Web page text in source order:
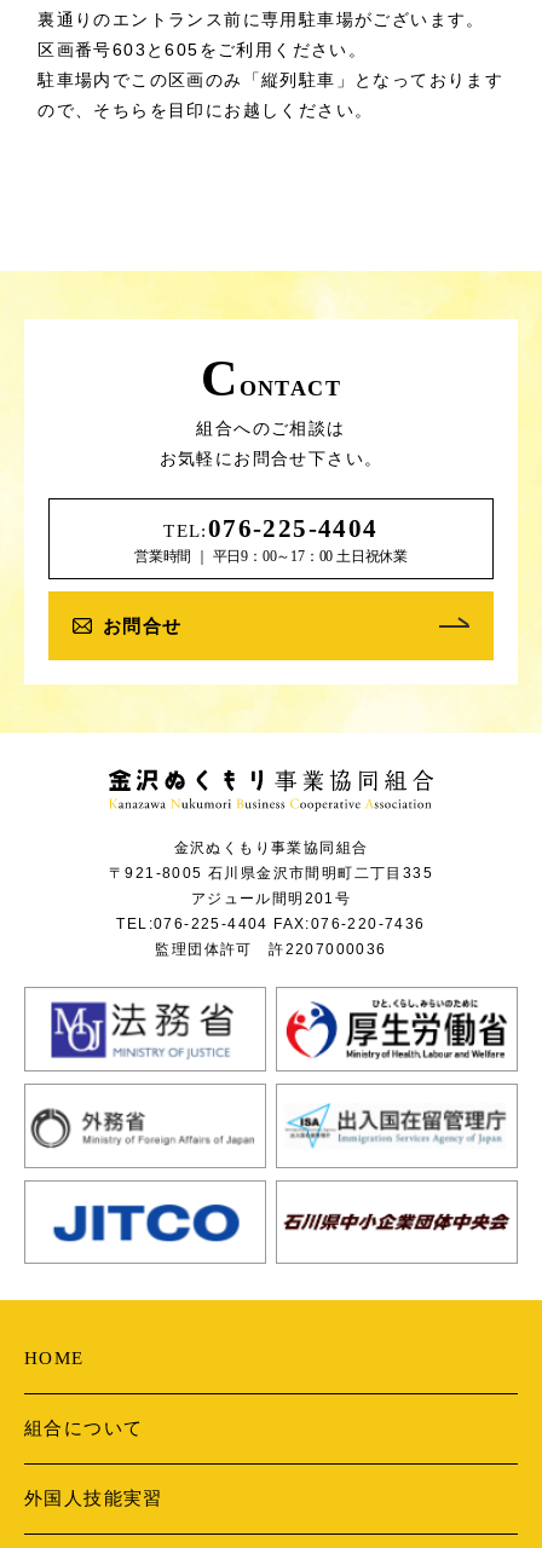
裏通りのエントランス前に専用駐車場がございます。
区画番号603と605をご利用ください。
駐車場内でこの区画のみ「縦列駐車」となっております
ので、そちらを目印にお越しください。
C ONTACT
組合へのご相談は
お気軽にお問合せ下さい。
TEL:076-225-4404
営業時間 ｜ 平日9：00～17：00 土日祝休業
お問合せ
金沢ぬくもり事業協同組合
〒921-8005 石川県金沢市間明町二丁目335
アジュール間明201号
TEL:076-225-4404 FAX:076-220-7436
監理団体許可 許2207000036
HOME
組合について
外国人技能実習